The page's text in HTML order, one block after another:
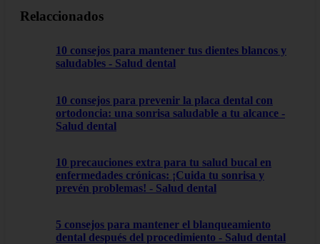
Relaccionados
10 consejos para mantener tus dientes blancos y
saludables - Salud dental
10 consejos para prevenir la placa dental con
ortodoncia: una sonrisa saludable a tu alcance -
Salud dental
10 precauciones extra para tu salud bucal en
enfermedades crónicas: ¡Cuida tu sonrisa y
prevén problemas! - Salud dental
5 consejos para mantener el blanqueamiento
dental después del procedimiento - Salud dental